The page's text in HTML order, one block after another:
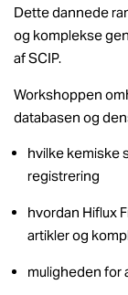
Dette dannede
og komplekse
af SCIP.
Workshoppen
databasen og
hvilke kemiske
registrering
hvordan Hiflux
artikler og
muligheden for